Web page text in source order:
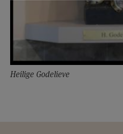
Heilige Godelieve